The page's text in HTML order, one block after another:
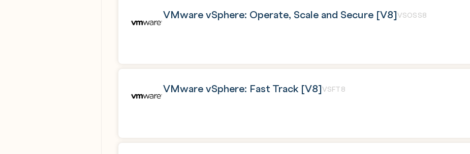
VMware vSphere: Operate, Scale and Secure [V8]VSOSS8
VMware vSphere: Fast Track [V8]VSFT8